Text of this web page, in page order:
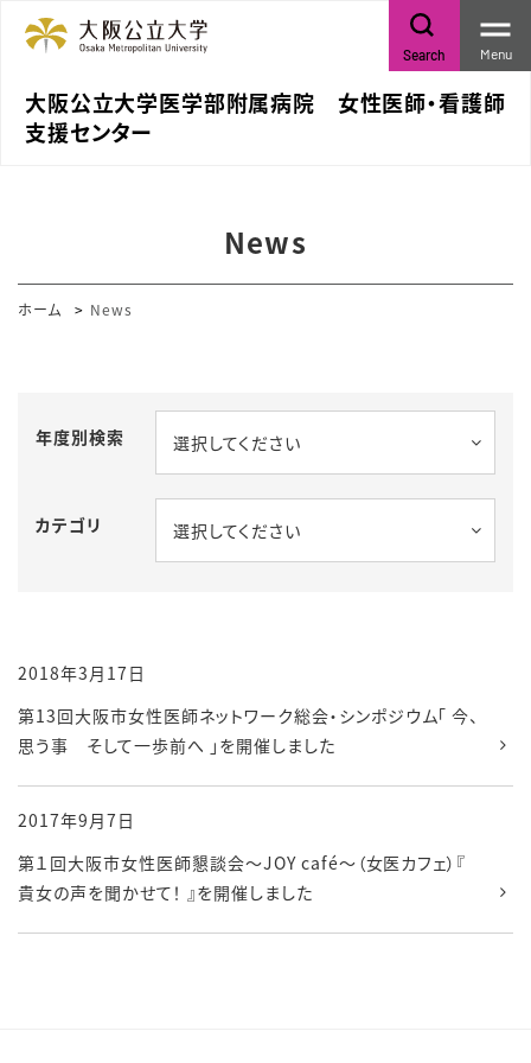
大阪公立大学医学部附属病院 女性医師・看護師
支援センター
Search Menu
News
ホーム News
年度別検索 選択してください
カテゴリ 選択してください
2018年3月17日
第13回大阪市女性医師ネットワーク総会・シンポジウム「 今、
思う事 そして一歩前へ 」を開催しました
2017年9月7日
第１回大阪市女性医師懇談会～JOY café～（女医カフェ）『
貴女の声を聞かせて！ 』を開催しました